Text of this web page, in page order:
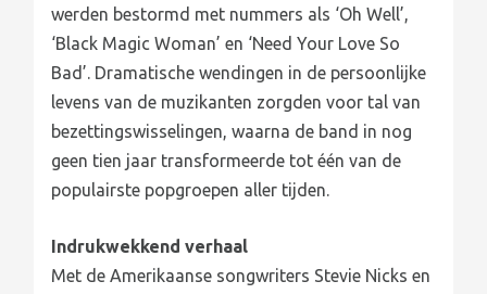
werden bestormd met nummers als ‘Oh Well’,
‘Black Magic Woman’ en ‘Need Your Love So
Bad’. Dramatische wendingen in de persoonlijke
levens van de muzikanten zorgden voor tal van
bezettingswisselingen, waarna de band in nog
geen tien jaar transformeerde tot één van de
populairste popgroepen aller tijden.
Indrukwekkend verhaal
Met de Amerikaanse songwriters Stevie Nicks en